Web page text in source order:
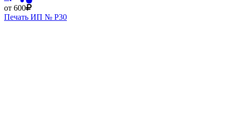
от 600
Печать ИП № Р30